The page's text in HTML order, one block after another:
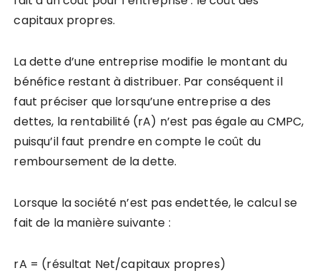
capitaux propres.
La dette d’une entreprise modifie le montant du
bénéfice restant à distribuer. Par conséquent il
faut préciser que lorsqu’une entreprise a des
dettes, la rentabilité (rA) n’est pas égale au CMPC,
puisqu’il faut prendre en compte le coût du
remboursement de la dette.
Lorsque la société n’est pas endettée, le calcul se
fait de la manière suivante :
rA = (résultat Net/capitaux propres)